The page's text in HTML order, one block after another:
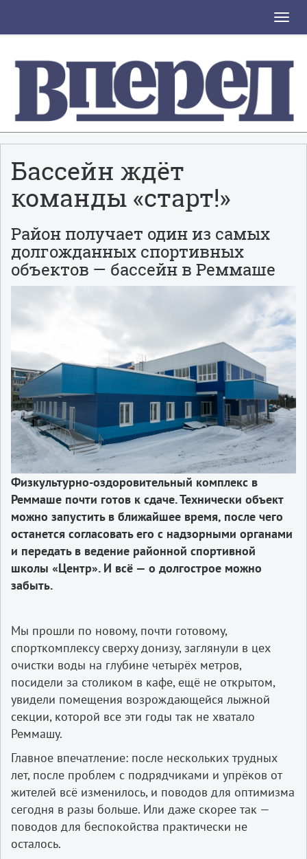
Toggle
Бассейн ждёт
команды «старт!»
Район получает один из самых
долгожданных спортивных
объектов — бассейн в Реммаше
Физкультурно-оздоровительный комплекс в
Реммаше почти готов к сдаче. Технически объект
можно запустить в ближайшее время, после чего
останется согласовать его с надзорными органами
и передать в ведение районной спортивной
школы «Центр». И всё — о долгострое можно
забыть.
Мы прошли по новому, почти готовому,
спорткомплексу сверху донизу, заглянули в цех
очистки воды на глубине четырёх метров,
посидели за столиком в кафе, ещё не открытом,
увидели помещения возрождающейся лыжной
секции, которой все эти годы так не хватало
Реммашу.
Главное впечатление: после нескольких трудных
лет, после проблем с подрядчиками и упрёков от
жителей всё изменилось, и поводов для оптимизма
сегодня в разы больше. Или даже скорее так —
поводов для беспокойства практически не
осталось.